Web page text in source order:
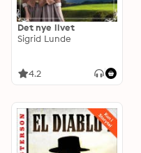
Det nye livet
Sigrid Lunde
4.2